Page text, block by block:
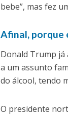
bebe”, mas fez
Afinal, porque
Donald Trump já
a um assunto
do álcool, tendo
O presidente